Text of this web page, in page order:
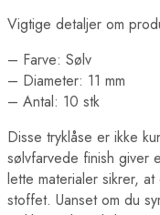
Vigtige detaljer om
– Farve: Sølv
– Diameter: 11 mm
– Antal: 10 stk
Disse tryklåse er ikke
sølvfarvede finish giver
lette materialer sikrer,
stoffet. Uanset om du